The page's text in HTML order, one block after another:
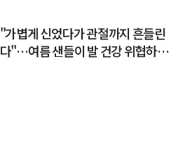
"가볍게 신었다가 관절까지 흔들린
다"…여름 샌들이 발 건강 위협하는